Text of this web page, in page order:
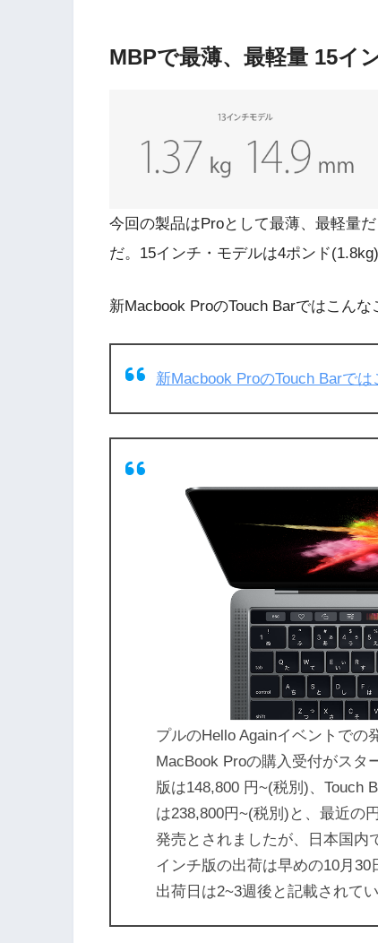
MBPで最薄、最軽量 15
今回の製品はProとして最薄、最軽量
だ。15インチ・モデルは4ポンド
新Macbook ProのTouch Barではこん
新Macbook ProのTouch Barで
プルのHello Againイベントでの
MacBook Proの購入受付がスタ
版は148,800 円~(税別)、Touch
は238,800円~(税別)と、最近の
発売とされましたが、日本国内
インチ版の出荷は早めの10月
出荷日は2~3週後と記載されてい